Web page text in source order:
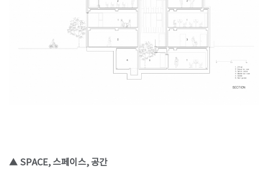
▲ SPACE, 스페이스, 공간